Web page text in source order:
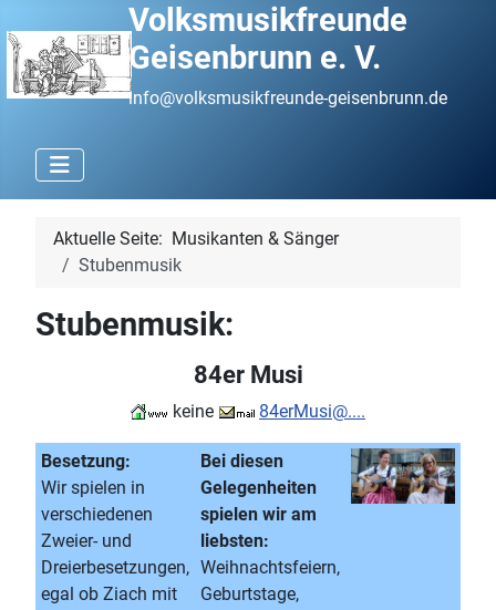
Volksmusikfreunde
Geisenbrunn e. V.
info@volksmusikfreunde-geisenbrunn.de
Aktuelle Seite: Musikanten & Sänger
Stubenmusik
Stubenmusik:
84er Musi
keine 84erMusi@....
Besetzung:
Wir spielen in
verschiedenen
Zweier- und
Dreierbesetzungen,
egal ob Ziach mit
Bei diesen
Gelegenheiten
spielen wir am
liebsten:
Weihnachtsfeiern,
Geburtstage,